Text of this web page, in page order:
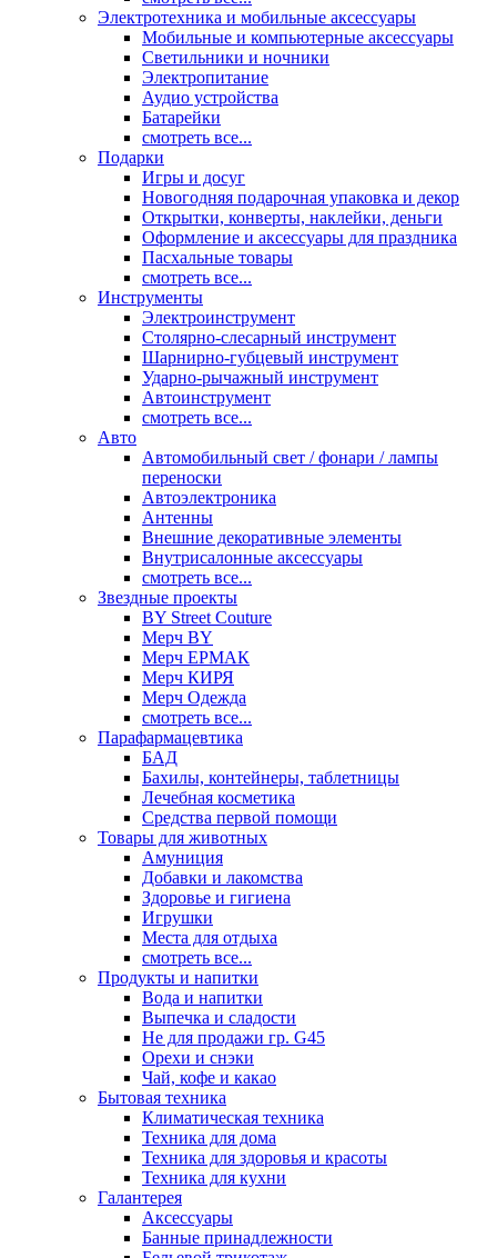
Электротехника и мобильные аксессуары
Мобильные и компьютерные аксессуары
Светильники и ночники
Электропитание
Аудио устройства
Батарейки
смотреть все...
Подарки
Игры и досуг
Новогодняя подарочная упаковка и декор
Открытки, конверты, наклейки, деньги
Оформление и аксессуары для праздника
Пасхальные товары
смотреть все...
Инструменты
Электроинструмент
Столярно-слесарный инструмент
Шарнирно-губцевый инструмент
Ударно-рычажный инструмент
Автоинструмент
смотреть все...
Авто
Автомобильный свет / фонари / лампы
переноски
Автоэлектроника
Антенны
Внешние декоративные элементы
Внутрисалонные аксессуары
смотреть все...
Звездные проекты
BY Street Couture
Мерч BY
Мерч ЕРМАК
Мерч КИРЯ
Мерч Одежда
смотреть все...
Парафармацевтика
БАД
Бахилы, контейнеры, таблетницы
Лечебная косметика
Средства первой помощи
Товары для животных
Амуниция
Добавки и лакомства
Здоровье и гигиена
Игрушки
Места для отдыха
смотреть все...
Продукты и напитки
Вода и напитки
Выпечка и сладости
Не для продажи гр. G45
Орехи и снэки
Чай, кофе и какао
Бытовая техника
Климатическая техника
Техника для дома
Техника для здоровья и красоты
Техника для кухни
Галантерея
Аксессуары
Банные принадлежности